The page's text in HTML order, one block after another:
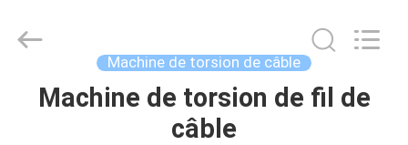
ACCUEIL
Electrical
Reserved.
Machine de torsion de câble
Machine de torsion de fil de
câble